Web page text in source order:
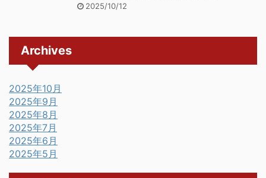
2025/10/12
Archives
2025年10月
2025年9月
2025年8月
2025年7月
2025年6月
2025年5月